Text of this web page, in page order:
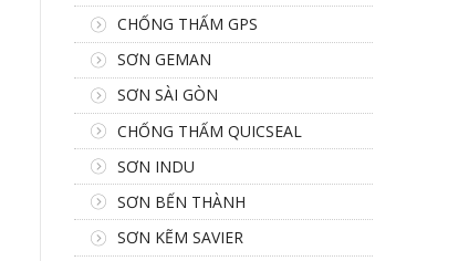
CHỐNG THẤM GPS
SƠN GEMAN
SƠN SÀI GÒN
CHỐNG THẤM QUICSEAL
SƠN INDU
SƠN BẾN THÀNH
SƠN KẼM SAVIER